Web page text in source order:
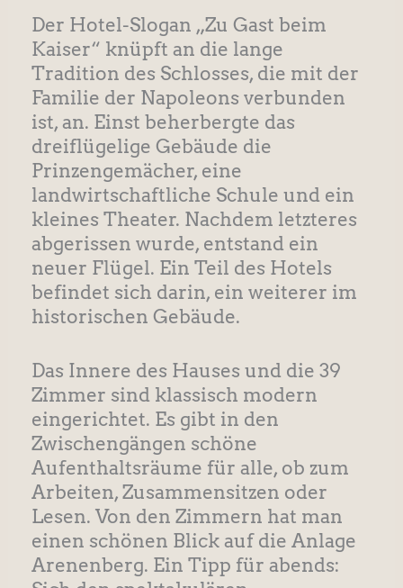
Der Hotel-Slogan „Zu Gast beim
Kaiser“ knüpft an die lange
Tradition des Schlosses, die mit der
Familie der Napoleons verbunden
ist, an. Einst beherbergte das
dreiflügelige Gebäude die
Prinzengemächer, eine
landwirtschaftliche Schule und ein
kleines Theater. Nachdem letzteres
abgerissen wurde, entstand ein
neuer Flügel. Ein Teil des Hotels
befindet sich darin, ein weiterer im
historischen Gebäude.
Das Innere des Hauses und die 39
Zimmer sind klassisch modern
eingerichtet. Es gibt in den
Zwischengängen schöne
Aufenthaltsräume für alle, ob zum
Arbeiten, Zusammensitzen oder
Lesen. Von den Zimmern hat man
einen schönen Blick auf die Anlage
Arenenberg. Ein Tipp für abends: